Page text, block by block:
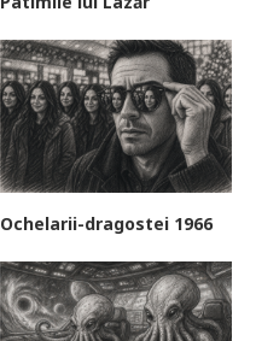
Ochelarii-dragostei 1966